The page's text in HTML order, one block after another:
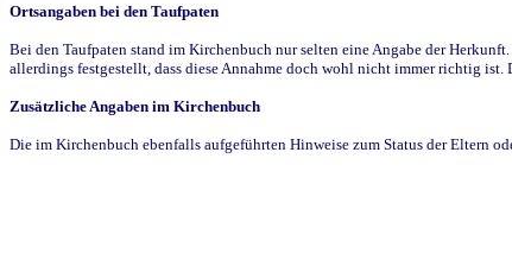
Ortsangaben bei den Taufpaten
Bei den Taufpaten stand im Kirchenbuch nur selten eine Angabe der
allerdings festgestellt, dass diese Annahme doch wohl nicht immer richtig ist.
Zusätzliche Angaben im Kirchenbuch
Die im Kirchenbuch ebenfalls aufgeführten Hinweise zum Status der Eltern